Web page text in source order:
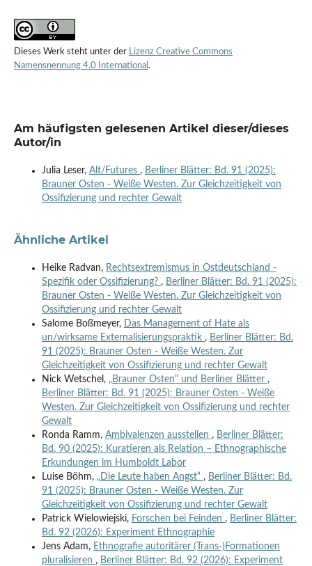
Dieses Werk steht unter der Lizenz Creative Commons
Namensnennung 4.0 International .
Am häufigsten gelesenen Artikel dieser/dieses
Autor/in
Julia Leser, Alt/Futures , Berliner Blätter: Bd. 91 (2025):
Brauner Osten - Weiße Westen. Zur Gleichzeitigkeit von
Ossifizierung und rechter Gewalt
Ähnliche Artikel
Heike Radvan, Rechtsextremismus in Ostdeutschland -
Spezifik oder Ossifizierung? , Berliner Blätter: Bd. 91 (2025):
Brauner Osten - Weiße Westen. Zur Gleichzeitigkeit von
Ossifizierung und rechter Gewalt
Salome Boßmeyer, Das Management of Hate als
un/wirksame Externalisierungspraktik , Berliner Blätter: Bd.
91 (2025): Brauner Osten - Weiße Westen. Zur
Gleichzeitigkeit von Ossifizierung und rechter Gewalt
Nick Wetschel, „Brauner Osten“ und Berliner Blätter ,
Berliner Blätter: Bd. 91 (2025): Brauner Osten - Weiße
Westen. Zur Gleichzeitigkeit von Ossifizierung und rechter
Gewalt
Ronda Ramm, Ambivalenzen ausstellen , Berliner Blätter:
Bd. 90 (2025): Kuratieren als Relation – Ethnographische
Erkundungen im Humboldt Labor
Luise Böhm, „Die Leute haben Angst“ , Berliner Blätter: Bd.
91 (2025): Brauner Osten - Weiße Westen. Zur
Gleichzeitigkeit von Ossifizierung und rechter Gewalt
Patrick Wielowiejski, Forschen bei Feinden , Berliner Blätter:
Bd. 92 (2026): Experiment Ethnographie
Jens Adam, Ethnografie autoritärer (Trans-)Formationen
pluralisieren , Berliner Blätter: Bd. 92 (2026): Experiment